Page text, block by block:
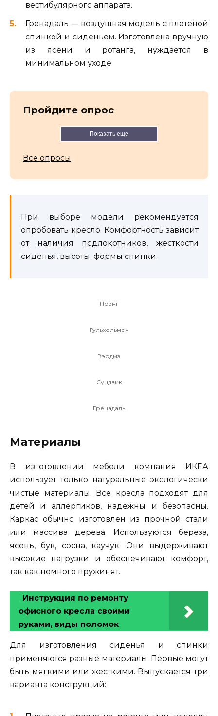
вестибулярного аппарата.
Гренадаль — воздушная модель с плетеной
спинкой и сиденьем. Изготовлена вручную
из ясени и ротанга, нуждается в
минимальном уходе.
Пройдите опрос
Показать еще
Все опросы
При выборе модели рекомендуется
опробовать кресло. Комфортность зависит
от наличия подлокотников, жесткости
сиденья, высоты, формы спинки.
Поэнг
Гульхольмен
Вэрдмэ
Сундвик
Гренадаль
Материалы
В изготовлении мебели компания ИКЕА
использует только натуральные экологически
чистые материалы. Все кресла подходят для
детей и аллергиков, надежны и безопасны.
Каркас обычно изготовлен из прочной стали
или массива дерева. Используются береза,
ясень, бук, сосна, каучук. Они выдерживают
высокие нагрузки и обеспечивают комфорт,
так как немного пружинят.
Инструкция по ремонту
офисного кресла своими
руками, виды поломок
Для изготовления сиденья и спинки
применяются разные материалы. Первые могут
быть мягкими или жесткими. Выпускается три
варианта конструкций: